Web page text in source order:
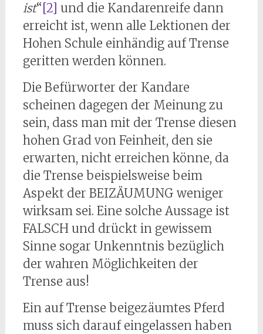
ist“[2] und die Kandarenreife dann
erreicht ist, wenn alle Lektionen der
Hohen Schule einhändig auf Trense
geritten werden können.
Die Befürworter der Kandare
scheinen dagegen der Meinung zu
sein, dass man mit der Trense diesen
hohen Grad von Feinheit, den sie
erwarten, nicht erreichen könne, da
die Trense beispielsweise beim
Aspekt der BEIZÄUMUNG weniger
wirksam sei. Eine solche Aussage ist
FALSCH und drückt in gewissem
Sinne sogar Unkenntnis bezüglich
der wahren Möglichkeiten der
Trense aus!
Ein auf Trense beigezäumtes Pferd
muss sich darauf eingelassen haben